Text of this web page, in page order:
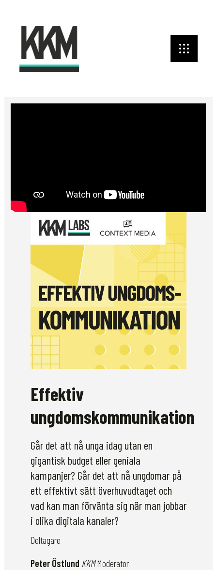
Effektiv
ungdomskommunikation
Går det att nå unga idag utan en
gigantisk budget eller geniala
kampanjer? Går det att nå ungdomar på
ett effektivt sätt överhuvudtaget och
vad kan man förvänta sig när man jobbar
i olika digitala kanaler?
Deltagare
Peter Östlund KKMModerator